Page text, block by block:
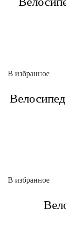
В избранное
В избранное